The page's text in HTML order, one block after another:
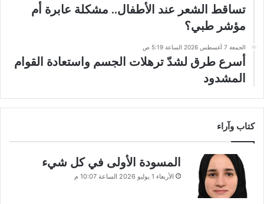
تساقط الشعر عند الأطفال.. مشكلة عابرة أم
مؤشر طبي؟
الجمعة 7 أغسطس 2026 الساعة 5:19 ص
أسرع طرق لشدّ ترهلات الجسم واستعادة القوام
المشدود
كتاب وآراء
المسودة الأولى في كل شيء
الأربعاء 1 يوليو 2026 الساعة 10:07 م